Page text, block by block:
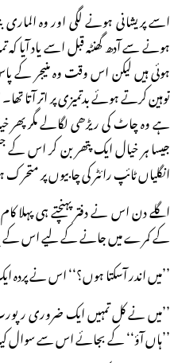
اسے پریشانی ہونے لگی اور وہ الماری
ہونے سے آدھ گھنٹہ قبل اسے یاد آیا
ہوئی ہیں لیکن اس وقت وہ منیجر کے
توہین کرتے ہوئے بدتمیزی پر اتر آتا
ہے وہ چاٹ کی ریڑھی لگالے مگر پھر
جیسا ہر خیال ایک پتھر بن کر اس کے
انگلیاں ٹائپ رائٹر کی چابیوں پر
اگلے دن اس نے دفتر پہنچتے ہی پہلا
کے کمرے میں جانے کے لیے اس کے
’’میں اندر آسکتا ہوں؟‘‘ اس نے پردہ
’’میں نے کل تمہیں ایک ضروری
’’ہاں آؤ‘‘ کے بجائے اس سے سوال کیا